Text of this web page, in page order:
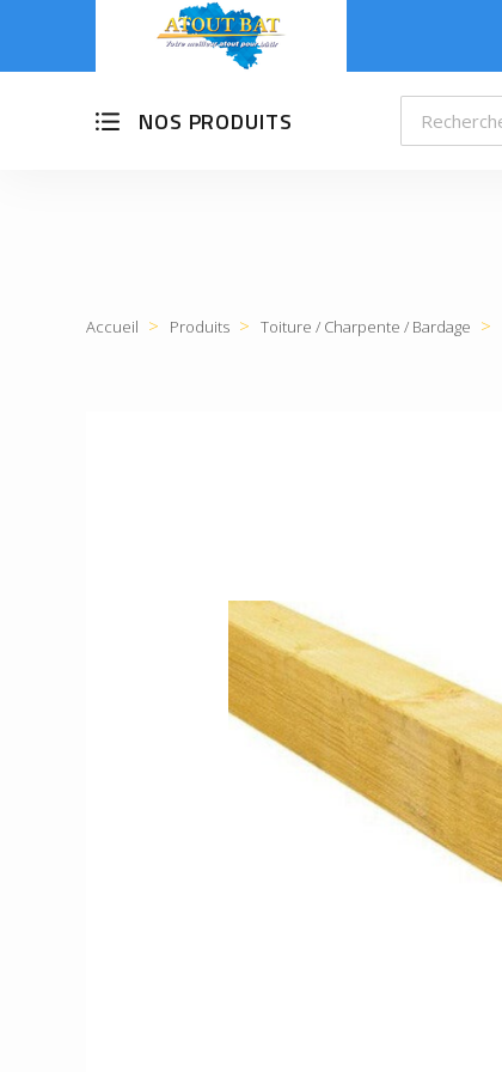
NOS PRODUITS
Accueil Produits Toiture / Charpente / Bardage